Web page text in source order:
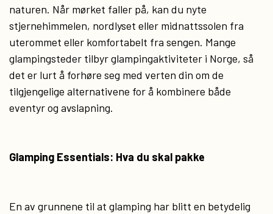
naturen. Når mørket faller på, kan du nyte
stjernehimmelen, nordlyset eller midnattssolen fra
uterommet eller komfortabelt fra sengen. Mange
glampingsteder tilbyr glampingaktiviteter i Norge, så
det er lurt å forhøre seg med verten din om de
tilgjengelige alternativene for å kombinere både
eventyr og avslapning.
Glamping Essentials: Hva du skal pakke
En av grunnene til at glamping har blitt en betydelig